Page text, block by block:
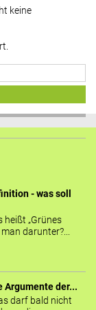
keine
- was soll
heißt „Grünes
darunter?...
Argumente der...
darf bald nicht